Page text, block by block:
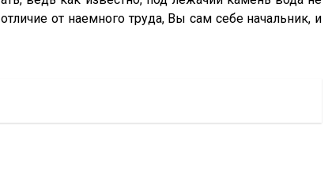
от наемного труда, Вы сам себе начальник, и